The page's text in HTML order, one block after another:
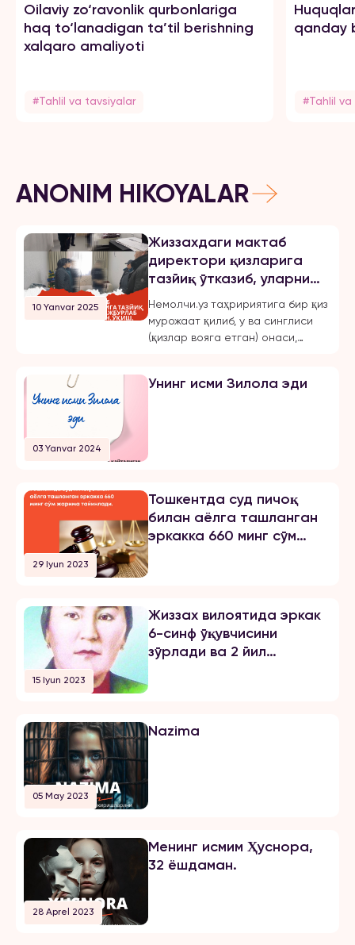
Oilaviy zo‘ravonlik qurbonlariga
haq to‘lanadigan ta’til berishning
xalqaro amaliyoti
#Tahlil va tavsiyalar
qanday
#Tahlil
ANONIM HIKOYALAR
10 Yanvar 2025
Жиззахдаги мактаб
директори қизларига
тазйиқ ўтказиб, уларни
мажбурлаб турмушга
чиқарган, ўқиш,
ишлашдан маҳрум қилган
Немолчи.уз таҳририятига бир қиз
мурожаат қилиб, у ва синглиси
(қизлар вояга етган) онаси,
Хасанова томонидан бир неча
ишлайман. 2024 йил 31 октябрь
куни мени умуман норози бўлган
йигитга […]
03 Yanvar 2024
Унинг исми Зилола эди
29 Iyun 2023
Тошкентда суд пичоқ
билан аёлга ташланган
эркакка 660 минг сўм
15 Iyun 2023
Жиззах вилоятида эркак
6-синф ўқувчисини
зўрлади ва 2 йил
05 May 2023
Nazima
28 Aprel 2023
Менинг исмим Ҳуснора,
32 ёшдаман.